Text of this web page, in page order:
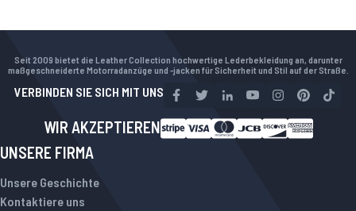
Seit 2009 bietet die Leather Collection hochwertige Lederbekleidung an, darunter
maßgeschneiderte Motorradanzüge und -jacken für Sicherheit und Stil auf der Straße.
VERBINDEN SIE SICH MIT UNS
WIR AKZEPTIEREN
UNSERE FIRMA
Unsere Geschichte
Kontaktiere uns